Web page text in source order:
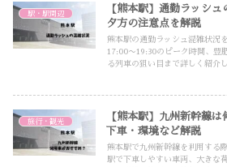
駅・駅周辺
【熊本駅】通勤ラッシ
夕方の注意点を解説
熊本駅の通勤ラッシュ混雑状況
17:00〜19:30のピーク時間、豊
る列車の狙い目まで詳しく紹介し
旅行・観光
【熊本駅】九州新幹線
下車・環境など解説
熊本駅で九州新幹線を利用する
駅で下車しやすい車両、大きな